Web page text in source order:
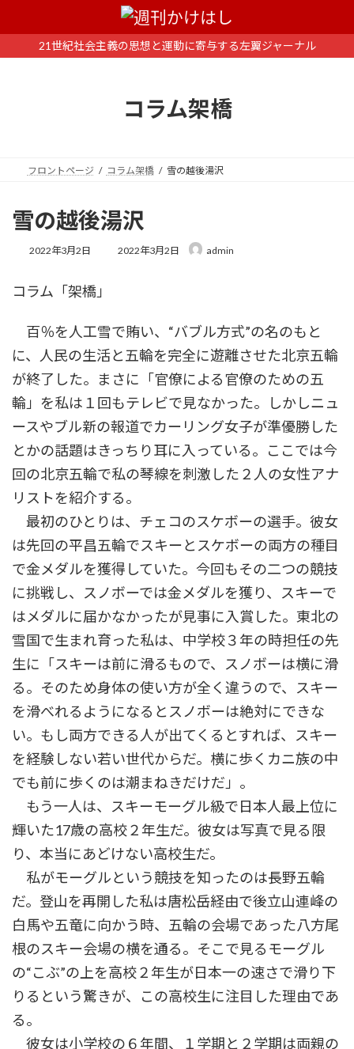
ン
ー
21世紀社会主義の思想と運動に寄与する左翼ジャーナル
コラム架橋
フロントページ コラム架橋 雪の越後湯沢
雪の越後湯沢
2022年3月2日
最
:
2022年3月2日 admin
コラム「架橋」
百％を人工雪で賄い、“バブル方式”の名のもと
に、人民の生活と五輪を完全に遊離させた北京五輪
が終了した。まさに「官僚による官僚のための五
輪」を私は１回もテレビで見なかった。しかしニュ
ースやブル新の報道でカーリング女子が準優勝した
とかの話題はきっちり耳に入っている。ここでは今
回の北京五輪で私の琴線を刺激した２人の女性アナ
リストを紹介する。
最初のひとりは、チェコのスケボーの選手。彼女
は先回の平昌五輪でスキーとスケボーの両方の種目
で金メダルを獲得していた。今回もその二つの競技
に挑戦し、スノボーでは金メダルを獲り、スキーで
はメダルに届かなかったが見事に入賞した。東北の
雪国で生まれ育った私は、中学校３年の時担任の先
生に「スキーは前に滑るもので、スノボーは横に滑
る。そのため身体の使い方が全く違うので、スキー
を滑べれるようになるとスノボーは絶対にできな
い。もし両方できる人が出てくるとすれば、スキー
を経験しない若い世代からだ。横に歩くカニ族の中
でも前に歩くのは潮まねきだけだ」。
もう一人は、スキーモーグル級で日本人最上位に
輝いた17歳の高校２年生だ。彼女は写真で見る限
り、本当にあどけない高校生だ。
私がモーグルという競技を知ったのは長野五輪
だ。登山を再開した私は唐松岳経由で後立山連峰の
白馬や五竜に向かう時、五輪の会場であった八方尾
根のスキー会場の横を通る。そこで見るモーグル
の“こぶ”の上を高校２年生が日本一の速さで滑り下
りるという驚きが、この高校生に注目した理由であ
る。
彼女は小学校の６年間、１学期と２学期は両親の